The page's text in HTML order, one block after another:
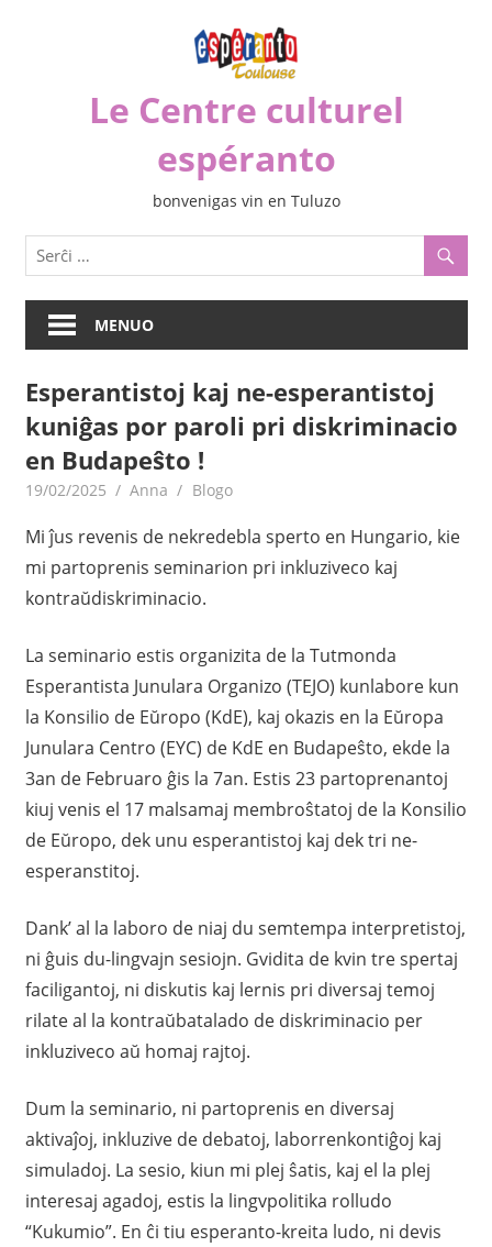
Le Centre culturel
espéranto
bonvenigas vin en Tuluzo
MENUO
Esperantistoj kaj ne-esperantistoj
kuniĝas por paroli pri diskriminacio
en Budapeŝto !
19/02/2025 Anna Blogo
Mi ĵus revenis de nekredebla sperto en Hungario, kie
mi partoprenis seminarion pri inkluziveco kaj
kontraŭdiskriminacio.
La seminario estis organizita de la Tutmonda
Esperantista Junulara Organizo (TEJO) kunlabore kun
la Konsilio de Eŭropo (KdE), kaj okazis en la Eŭropa
Junulara Centro (EYC) de KdE en Budapeŝto, ekde la
3an de Februaro ĝis la 7an. Estis 23 partoprenantoj
kiuj venis el 17 malsamaj membroŝtatoj de la Konsilio
de Eŭropo, dek unu esperantistoj kaj dek tri ne-
esperanstitoj.
Dank’ al la laboro de niaj du semtempa interpretistoj,
ni ĝuis du-lingvajn sesiojn. Gvidita de kvin tre spertaj
faciligantoj, ni diskutis kaj lernis pri diversaj temoj
rilate al la kontraŭbatalado de diskriminacio per
inkluziveco aŭ homaj rajtoj.
Dum la seminario, ni partoprenis en diversaj
aktivaĵoj, inkluzive de debatoj, laborrenkontiĝoj kaj
simuladoj. La sesio, kiun mi plej ŝatis, kaj el la plej
interesaj agadoj, estis la lingvpolitika rolludo
“Kukumio”. En ĉi tiu esperanto-kreita ludo, ni devis